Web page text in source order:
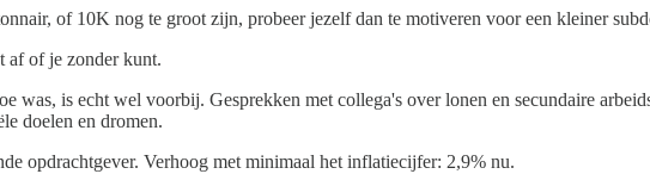
of 10K nog te groot zijn, probeer jezelf dan te motiveren voor een kleiner
af of je zonder kunt.
was, is echt wel voorbij. Gesprekken met collega's over lonen en secundaire
doelen en dromen.
opdrachtgever. Verhoog met minimaal het inflatiecijfer: 2,9% nu.